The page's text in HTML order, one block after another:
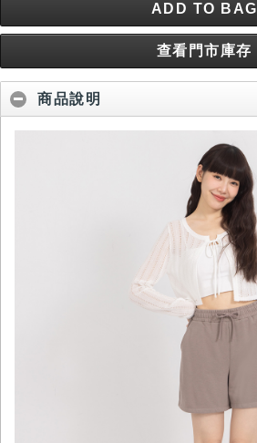
ADD TO BAG
查看門市庫存
商品說明